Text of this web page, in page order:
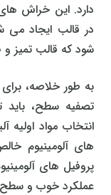
دارد. این خراش
در قالب ایجاد
شود که قالب تمیز
به طور خلاصه،
تصفیه سطح، باید
انتخاب مواد اولیه
های آلومینیوم
پروفیل های
عملکرد خوب و سطح